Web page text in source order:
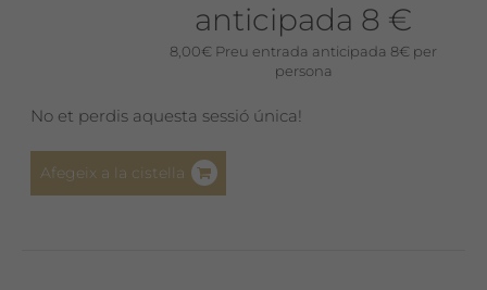
anticipada 8 €
8,00€ Preu entrada anticipada 8€ per
persona
No et perdis aquesta sessió única!
Afegeix a la cistella